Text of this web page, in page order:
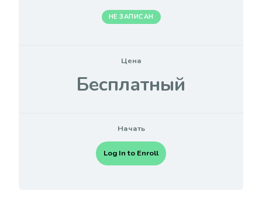
НЕ ЗАПИСАН
Цена
Бесплатный
Начать
Log In to Enroll